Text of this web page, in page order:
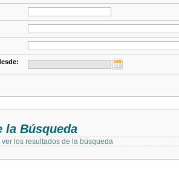
la Búsqueda
los resultados de la búsqueda